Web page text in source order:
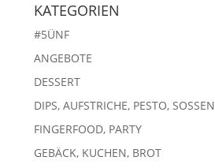
KATEGORIEN
#5ÜNF
ANGEBOTE
DESSERT
DIPS, AUFSTRICHE, PESTO, SOSSEN
FINGERFOOD, PARTY
GEBÄCK, KUCHEN, BROT